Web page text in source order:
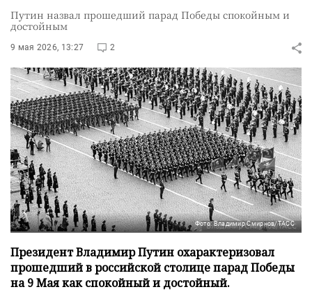
Путин назвал прошедший парад Победы спокойным и
достойным
9 мая 2026, 13:27 2
Фото: Владимир Смирнов/ТАСС
Президент Владимир Путин охарактеризовал
прошедший в российской столице парад Победы
на 9 Мая как спокойный и достойный.